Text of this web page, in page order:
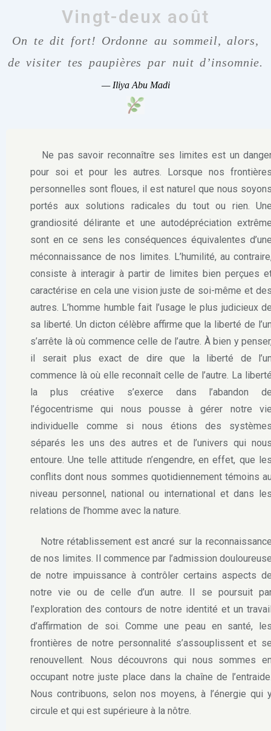
Vingt-deux août
On te dit fort! Ordonne au sommeil, alors,
de visiter tes paupières par nuit d’insomnie.
— Iliya Abu Madi
Ne pas savoir reconnaître ses limites est un
pour soi et pour les autres. Lorsque nos
personnelles sont floues, il est naturel que nous
portés aux solutions radicales du tout ou rien.
grandiosité délirante et une autodépréciation
sont en ce sens les conséquences équivalentes
méconnaissance de nos limites. L’humilité, au
consiste à interagir à partir de limites bien perçues
caractérise en cela une vision juste de soi-même et
autres. L’homme humble fait l’usage le plus judicieux
sa liberté. Un dicton célèbre affirme que la liberté de
s’arrête là où commence celle de l’autre. À bien y
il serait plus exact de dire que la liberté de
commence là où elle reconnaît celle de l’autre. La
la plus créative s’exerce dans l’abandon
l’égocentrisme qui nous pousse à gérer notre
individuelle comme si nous étions des
séparés les uns des autres et de l’univers qui
entoure. Une telle attitude n’engendre, en effet, que
conflits dont nous sommes quotidiennement témoins
niveau personnel, national ou international et dans
relations de l’homme avec la nature.
Notre rétablissement est ancré sur la
de nos limites. Il commence par l’admission
de notre impuissance à contrôler certains aspects
notre vie ou de celle d’un autre. Il se poursuit
l’exploration des contours de notre identité et un
d’affirmation de soi. Comme une peau en santé,
frontières de notre personnalité s’assouplissent et
renouvellent. Nous découvrons qui nous sommes
occupant notre juste place dans la chaîne de
Nous contribuons, selon nos moyens, à l’énergie qui
circule et qui est supérieure à la nôtre.